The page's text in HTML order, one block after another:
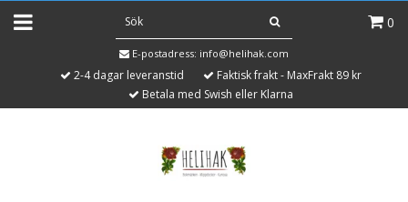
0
E-postadress: info@helihak.com
2-4 dagar leveranstid
Faktisk frakt - MaxFrakt 89 kr
Betala med Swish eller Klarna